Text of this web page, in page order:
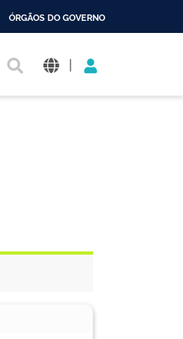
ÓRGÃOS DO GOVERNO
|